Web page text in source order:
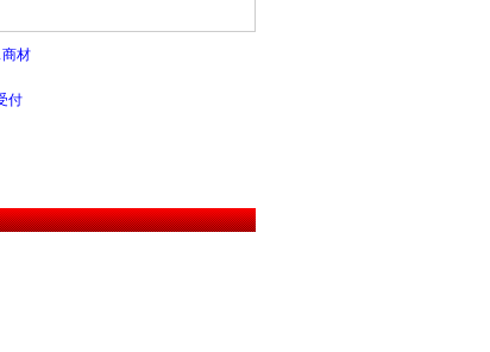
商材
付